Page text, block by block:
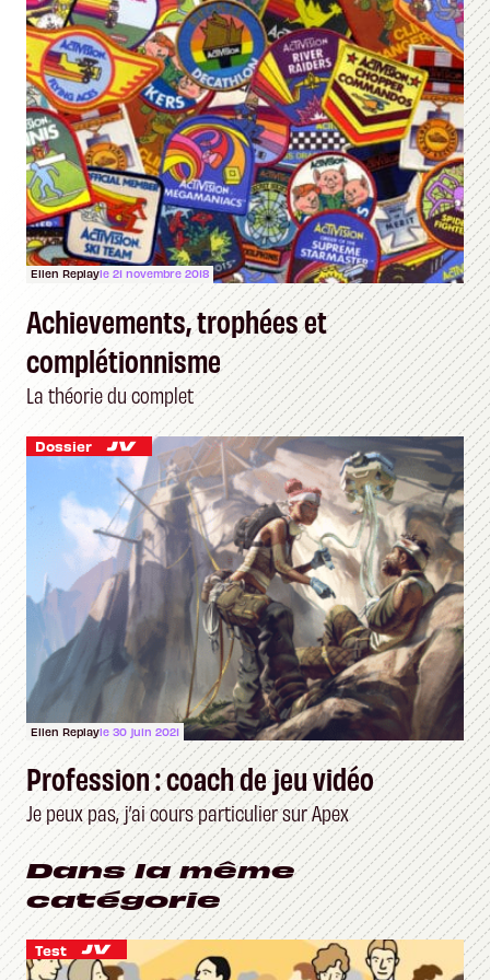
Ellen Replayle 21 novembre 2018
Achievements, trophées et
complétionnisme
La théorie du complet
Dossier
Ellen Replayle 30 juin 2021
Profession : coach de jeu vidéo
Je peux pas, j’ai cours particulier sur Apex
Dans la même
catégorie
Test